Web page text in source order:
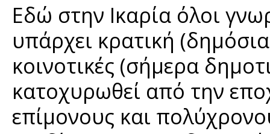
Εδώ στην Ικαρία όλοι
υπάρχει κρατική
κοινοτικές (σήμερα
κατοχυρωθεί από την
επίμονους και